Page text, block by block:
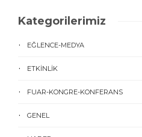
Kategorilerimiz
EĞLENCE-MEDYA
ETKINLIK
FUAR-KONGRE-KONFERANS
GENEL